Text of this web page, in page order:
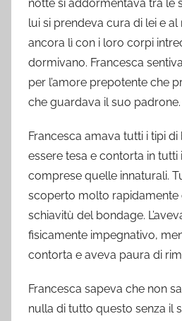
notte si addormentava tra le
lui si prendeva cura di lei e al
ancora lì con i loro corpi
dormivano. Francesca
per l’amore prepotente che
che guardava il suo padrone.
Francesca amava tutti i tipi
essere tesa e contorta in tutti
comprese quelle innaturali.
scoperto molto rapidamente
schiavitù del bondage.
fisicamente impegnativo,
contorta e aveva paura di
Francesca sapeva che non
nulla di tutto questo senza il